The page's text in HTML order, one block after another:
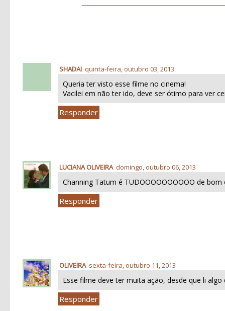
SHADAI quinta-feira, outubro 03, 2013
Queria ter visto esse filme no cinema!
Vacilei em não ter ido, deve ser ótimo para ver
Responder
LUCIANA OLIVEIRA domingo, outubro 06, 2013
Channing Tatum é TUDOOOOOOOOOO de
Responder
OLIVEIRA sexta-feira, outubro 11, 2013
Esse filme deve ter muita ação, desde que li
Responder